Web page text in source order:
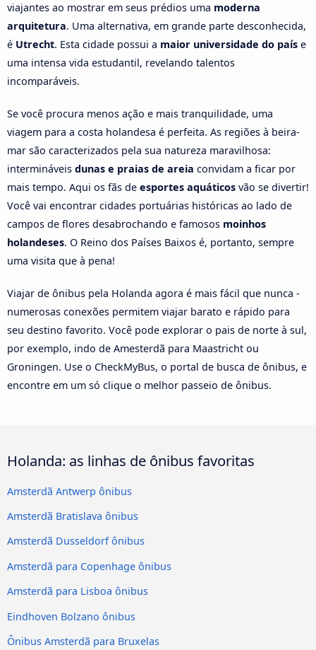
viajantes ao mostrar em seus prédios uma moderna
arquitetura. Uma alternativa, em grande parte desconhecida,
é Utrecht. Esta cidade possui a maior universidade do país e
uma intensa vida estudantil, revelando talentos
incomparáveis.
Se você procura menos ação e mais tranquilidade, uma
viagem para a costa holandesa é perfeita. As regiões à beira-
mar são caracterizados pela sua natureza maravilhosa:
intermináveis dunas e praias de areia convidam a ficar por
mais tempo. Aqui os fãs de esportes aquáticos vão se divertir!
Você vai encontrar cidades portuárias históricas ao lado de
campos de flores desabrochando e famosos moinhos
holandeses. O Reino dos Países Baixos é, portanto, sempre
uma visita que à pena!
Viajar de ônibus pela Holanda agora é mais fácil que nunca -
numerosas conexões permitem viajar barato e rápido para
seu destino favorito. Você pode explorar o pais de norte à sul,
por exemplo, indo de Amesterdã para Maastricht ou
Groningen. Use o CheckMyBus, o portal de busca de ônibus, e
encontre em um só clique o melhor passeio de ônibus.
Holanda: as linhas de ônibus favoritas
Amsterdã Antwerp ônibus
Amsterdã Bratislava ônibus
Amsterdã Dusseldorf ônibus
Amsterdã para Copenhage ônibus
Amsterdã para Lisboa ônibus
Eindhoven Bolzano ônibus
Ônibus Amsterdã para Bruxelas